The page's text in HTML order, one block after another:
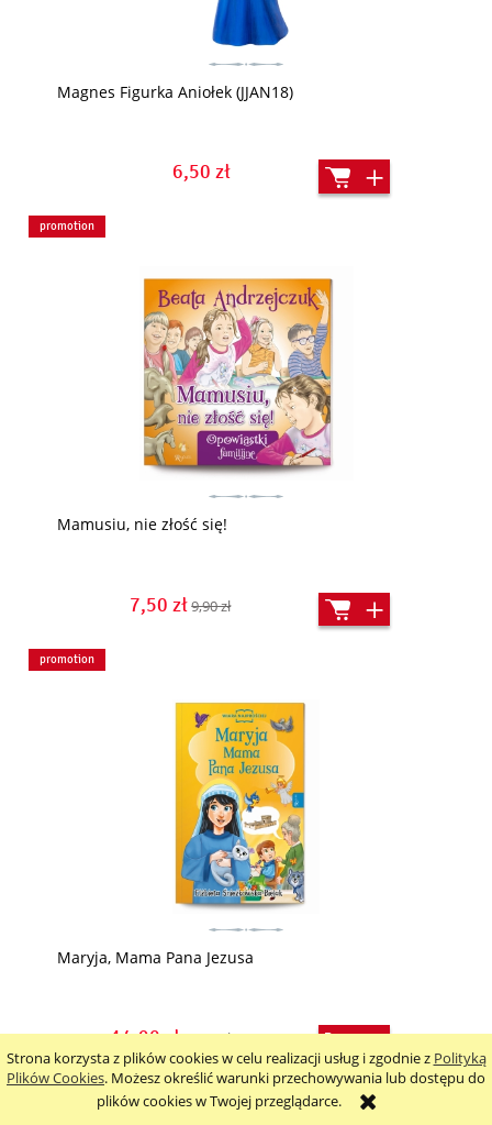
Strona korzysta z plików cookies w celu realizacji usług i zgodnie z Polityką
Plików Cookies. Możesz określić warunki przechowywania lub dostępu do
plików cookies w Twojej przeglądarce.
Magnes Figurka Aniołek (JJAN18)
6,50 zł
Mamusiu, nie złość się!
7,50 zł9,90 zł
promotion
Maryja, Mama Pana Jezusa
14,90 zł19,90 zł
promotion